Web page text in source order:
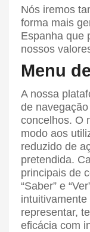
Nós iremos
forma mais
Espanha que
nossos
Menu
A nossa
de
concelhos. O
modo aos
reduzido de
pretendida.
principais de
“Saber” e
representar,
eficácia com